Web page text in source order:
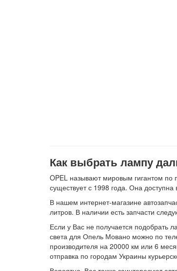
Как выбрать лампу
OPEL называют мировым гигантом
существует с 1998 года. Она
В нашем интернет-магазине
литров. В наличии есть запчасти
Если у Вас не получается подобрать
света для Опель Мовано можно по
производителя на 20000 км или 6
отправка по городам Украины